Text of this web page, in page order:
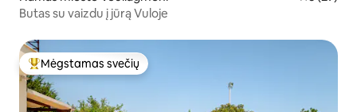
Butas su vaizdu į jūrą Vuloje
Svečių mėgstamiausias
Mėgstamas svečių